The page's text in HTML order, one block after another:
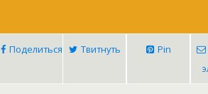
Поделиться Твитнуть Pin